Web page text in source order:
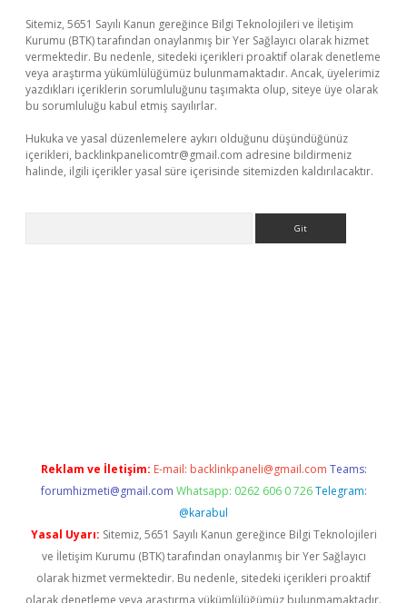
Sitemiz, 5651 Sayılı Kanun gereğince Bilgi Teknolojileri ve İletişim
Kurumu (BTK) tarafından onaylanmış bir Yer Sağlayıcı olarak hizmet
vermektedir. Bu nedenle, sitedeki içerikleri proaktif olarak denetleme
veya araştırma yükümlülüğümüz bulunmamaktadır. Ancak, üyelerimiz
yazdıkları içeriklerin sorumluluğunu taşımakta olup, siteye üye olarak
bu sorumluluğu kabul etmiş sayılırlar.
Hukuka ve yasal düzenlemelere aykırı olduğunu düşündüğünüz
içerikleri, backlinkpanelicomtr@gmail.com adresine bildirmeniz
halinde, ilgili içerikler yasal süre içerisinde sitemizden kaldırılacaktır.
Reklam ve İletişim: E-mail: backlinkpaneli@gmail.com Teams:
forumhizmeti@gmail.com Whatsapp: 0262 606 0 726 Telegram:
@karabul
Yasal Uyarı: Sitemiz, 5651 Sayılı Kanun gereğince Bilgi Teknolojileri
ve İletişim Kurumu (BTK) tarafından onaylanmış bir Yer Sağlayıcı
olarak hizmet vermektedir. Bu nedenle, sitedeki içerikleri proaktif
olarak denetleme veya araştırma yükümlülüğümüz bulunmamaktadır.